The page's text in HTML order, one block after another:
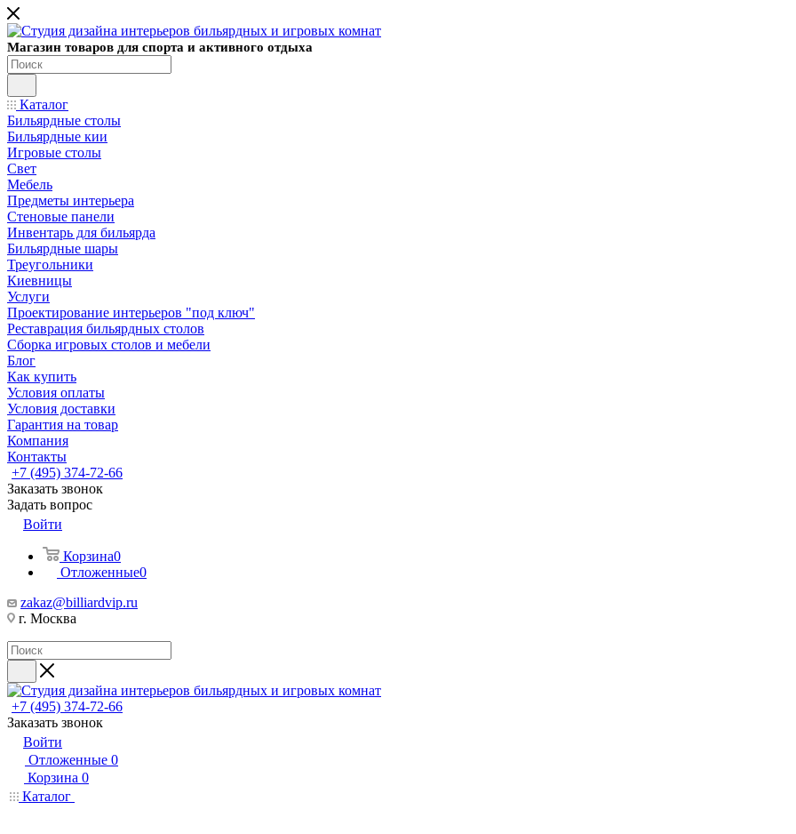
Магазин товаров для спорта и активного отдыха
Каталог
Бильярдные столы
Бильярдные кии
Игровые столы
Свет
Мебель
Предметы интерьера
Стеновые панели
Инвентарь для бильярда
Бильярдные шары
Треугольники
Киевницы
Услуги
Проектирование интерьеров "под ключ"
Реставрация бильярдных столов
Сборка игровых столов и мебели
Блог
Как купить
Условия оплаты
Условия доставки
Гарантия на товар
Компания
Контакты
+7 (495) 374-72-66
Заказать звонок
Задать вопрос
Войти
Корзина0
Отложенные0
zakaz@billiardvip.ru
г. Москва
+7 (495) 374-72-66
Заказать звонок
Войти
Отложенные 0
Корзина 0
Каталог